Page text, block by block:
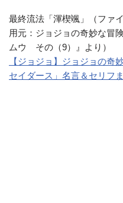
最終流法「渾楔颯」（ファ
用元：ジョジョの奇妙な冒
ムウ その（9）』より）
【ジョジョ】ジョジョの奇
セイダース」名言＆セリフ